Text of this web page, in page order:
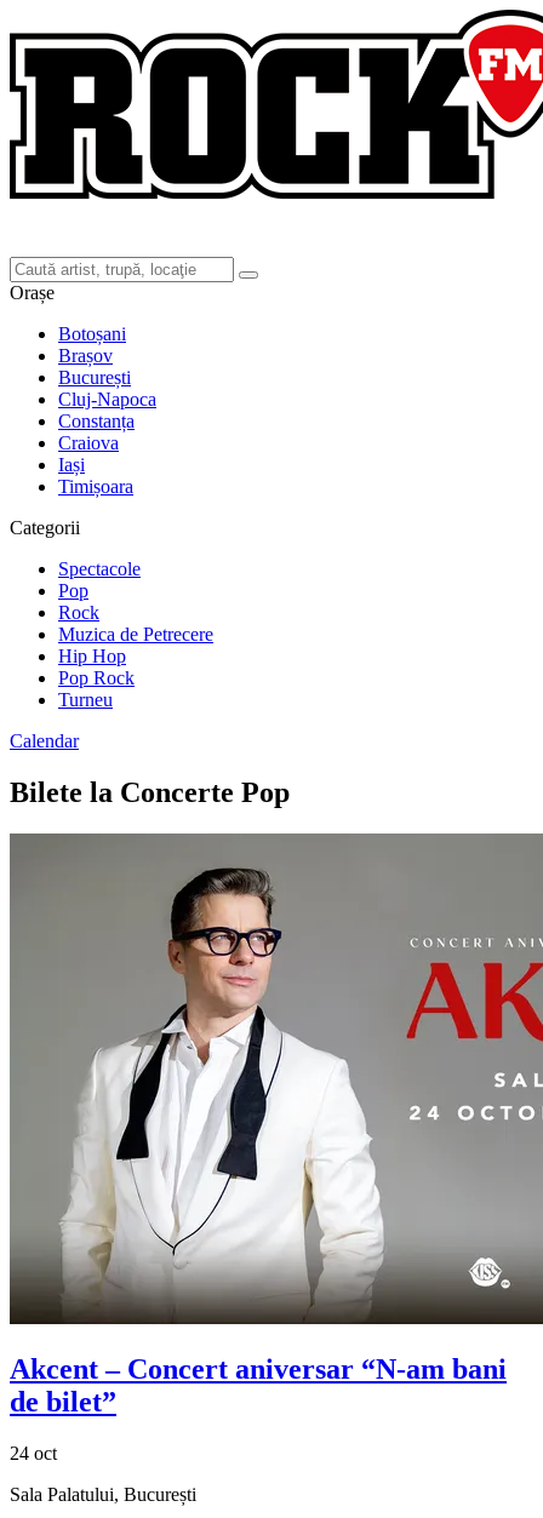
Orașe
Botoșani
Brașov
București
Cluj-Napoca
Constanța
Craiova
Iași
Timișoara
Categorii
Spectacole
Pop
Rock
Muzica de Petrecere
Hip Hop
Pop Rock
Turneu
Calendar
Bilete la Concerte Pop
Akcent– Concert aniversar “N-am bani
de bilet”
24 oct
Sala Palatului, București